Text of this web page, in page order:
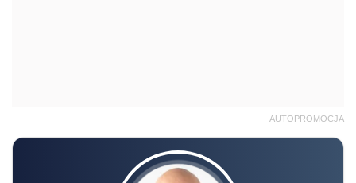
AUTOPROMOCJA